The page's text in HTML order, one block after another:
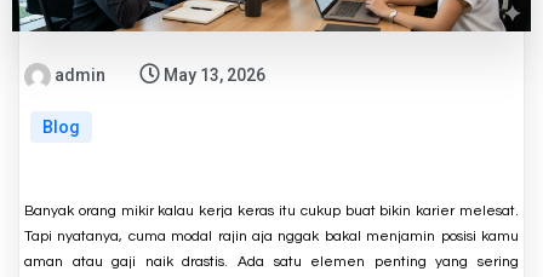
admin May 13, 2026
Blog
Banyak orang mikir kalau kerja keras itu cukup buat bikin karier melesat.
Tapi nyatanya, cuma modal rajin aja nggak bakal menjamin posisi kamu
aman atau gaji naik drastis. Ada satu elemen penting yang sering